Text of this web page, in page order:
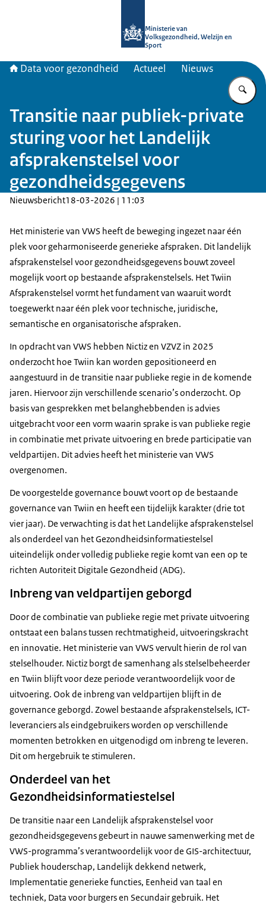
Ministerie van
Volksgezondheid, Welzijn en
Sport
Data voor gezondheid Actueel Nieuws
Transitie naar publiek-private
sturing voor het Landelijk
afsprakenstelsel voor
gezondheidsgegevens
Nieuwsbericht18-03-2026 | 11:03
Het ministerie van VWS heeft de beweging ingezet naar één
plek voor geharmoniseerde generieke afspraken. Dit landelijk
afsprakenstelsel voor gezondheidsgegevens bouwt zoveel
mogelijk voort op bestaande afsprakenstelsels. Het Twiin
Afsprakenstelsel vormt het fundament van waaruit wordt
toegewerkt naar één plek voor technische, juridische,
semantische en organisatorische afspraken.
In opdracht van VWS hebben Nictiz en VZVZ in 2025
onderzocht hoe Twiin kan worden gepositioneerd en
aangestuurd in de transitie naar publieke regie in de komende
jaren. Hiervoor zijn verschillende scenario’s onderzocht. Op
basis van gesprekken met belanghebbenden is advies
uitgebracht voor een vorm waarin sprake is van publieke regie
in combinatie met private uitvoering en brede participatie van
veldpartijen. Dit advies heeft het ministerie van VWS
overgenomen.
De voorgestelde governance bouwt voort op de bestaande
governance van Twiin en heeft een tijdelijk karakter (drie tot
vier jaar). De verwachting is dat het Landelijke afsprakenstelsel
als onderdeel van het Gezondheidsinformatiestelsel
uiteindelijk onder volledig publieke regie komt van een op te
richten Autoriteit Digitale Gezondheid (ADG).
Inbreng van veldpartijen geborgd
Door de combinatie van publieke regie met private uitvoering
ontstaat een balans tussen rechtmatigheid, uitvoeringskracht
en innovatie. Het ministerie van VWS vervult hierin de rol van
stelselhouder. Nictiz borgt de samenhang als stelselbeheerder
en Twiin blijft voor deze periode verantwoordelijk voor de
uitvoering. Ook de inbreng van veldpartijen blijft in de
governance geborgd. Zowel bestaande afsprakenstelsels, ICT-
leveranciers als eindgebruikers worden op verschillende
momenten betrokken en uitgenodigd om inbreng te leveren.
Dit om hergebruik te stimuleren.
Onderdeel van het
Gezondheidsinformatiestelsel
De transitie naar een Landelijk afsprakenstelsel voor
gezondheidsgegevens gebeurt in nauwe samenwerking met de
VWS-programma’s verantwoordelijk voor de GIS-architectuur,
Publiek houderschap, Landelijk dekkend netwerk,
Implementatie generieke functies, Eenheid van taal en
techniek, Data voor burgers en Secundair gebruik. Het